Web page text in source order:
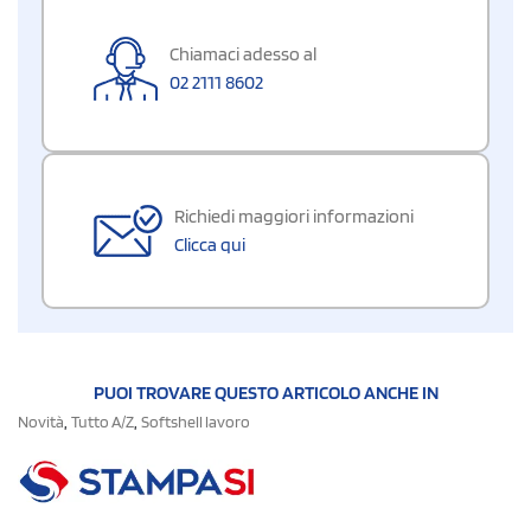
Chiamaci adesso al
02 2111 8602
Richiedi maggiori informazioni
Clicca qui
PUOI TROVARE QUESTO ARTICOLO ANCHE IN
Novità Tutto A/Z Softshell lavoro